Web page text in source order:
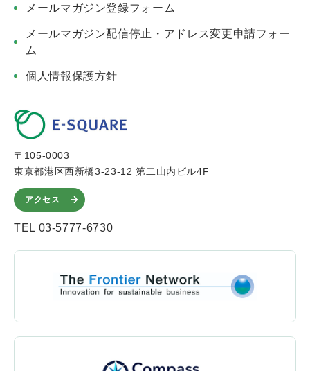
メールマガジン登録フォーム
メールマガジン配信停止・アドレス変更申請フォー
ム
個人情報保護方針
〒105-0003
東京都港区西新橋3-23-12 第二山内ビル4F
アクセス
TEL 03-5777-6730